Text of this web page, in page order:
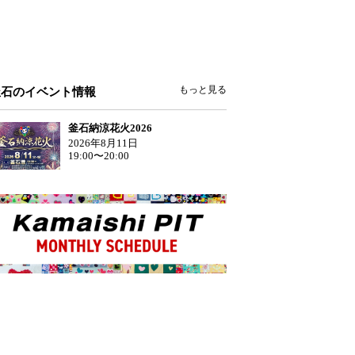
のイベント情報 もっと見る
釜石納涼花火2026
2026年8月11日
19:00〜20:00